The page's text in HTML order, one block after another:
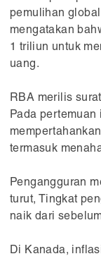
pemulihan
mengatakan
1 triliun untuk
uang.
RBA merilis
Pada pertemuan
termasuk
Pengangguran
turut, Tingkat
naik dari
Di Kanada,